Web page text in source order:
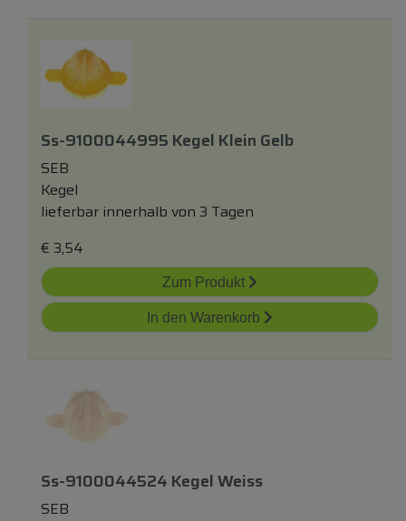
Ss-9100044995 Kegel Klein Gelb
SEB
Kegel
lieferbar innerhalb von 3 Tagen
€ 3,54
Zum Produkt
In den Warenkorb
Ss-9100044524 Kegel Weiss
SEB